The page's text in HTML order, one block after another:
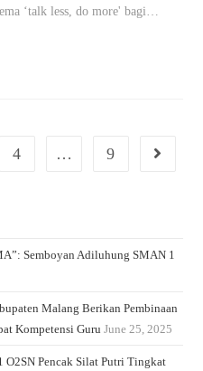
‘talk less, do more' bagi…
4 … 9
Semboyan Adiluhung SMAN 1
Malang Berikan Pembinaan
Kompetensi Guru June 25, 2025
O2SN Pencak Silat Putri Tingkat